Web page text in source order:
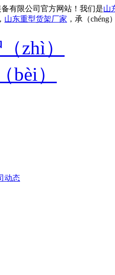
有限公司官方网站！我们是山
山东重型货架厂家 ，承（
动态